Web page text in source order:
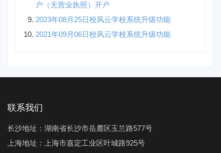
户（无营业执照）开户
2023年08月25日校风云学校系统升级功能
2021年09月06日校风云学校系统升级功能
联系我们
长沙地址：湖南省长沙市岳麓区玉兰路577号
上海地址：上海市嘉定工业区叶城路925号